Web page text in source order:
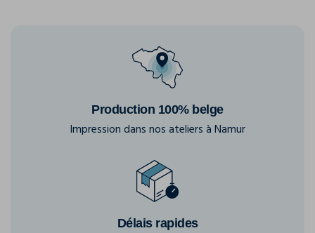
Production 100% belge
Impression dans nos ateliers à Namur
Délais rapides